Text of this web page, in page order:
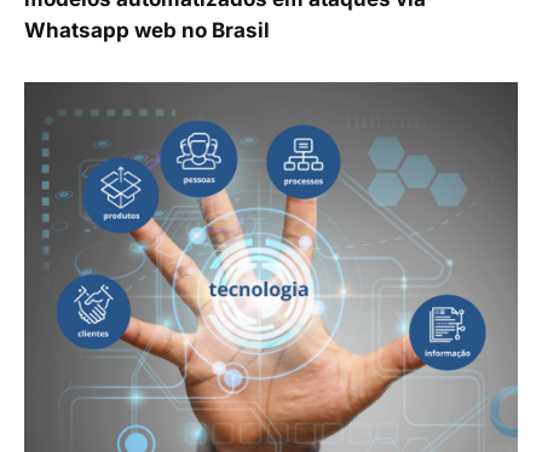
Whatsapp web no Brasil